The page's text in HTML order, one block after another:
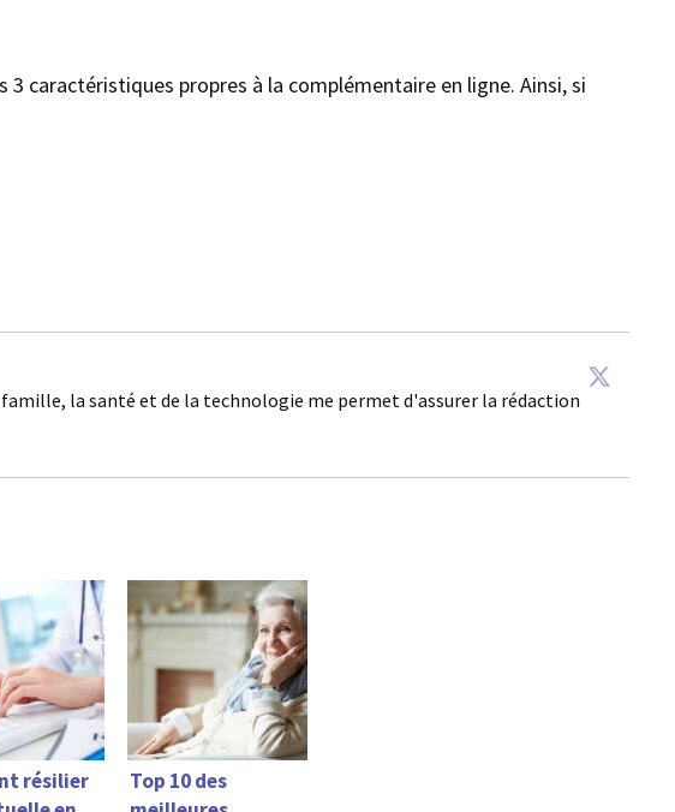
caractéristiques propres à la complémentaire en ligne. Ainsi, si
la santé et de la technologie me permet d'assurer la rédaction
résilier
Top 10 des